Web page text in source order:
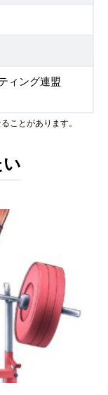
ィング連盟
ことがあります。